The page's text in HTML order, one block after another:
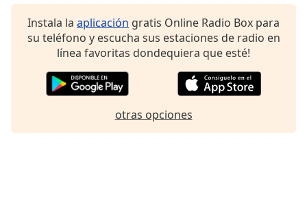
Instala la aplicación gratis Online Radio Box para
su teléfono y escucha sus estaciones de radio en
línea favoritas dondequiera que esté!
otras opciones